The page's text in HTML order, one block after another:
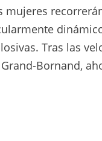
Tras las
Bornand,